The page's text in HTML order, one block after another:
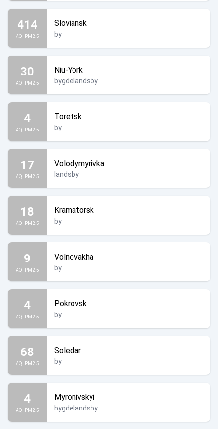
414
AQI PM2.5
Sloviansk
by
30
AQI PM2.5
Niu-York
bygdelandsby
4
AQI PM2.5
Toretsk
by
17
AQI PM2.5
Volodymyrivka
landsby
18
AQI PM2.5
Kramatorsk
by
9
AQI PM2.5
Volnovakha
by
4
AQI PM2.5
Pokrovsk
by
68
AQI PM2.5
Soledar
by
4
AQI PM2.5
Myronivskyi
bygdelandsby